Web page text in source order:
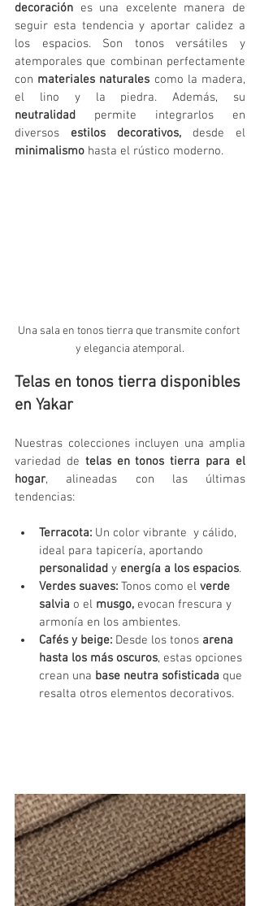
decoración es una excelente manera de
seguir esta tendencia y aportar calidez a
los espacios. Son tonos versátiles y
atemporales que combinan perfectamente
con materiales naturales como la madera,
neutralidad permite integrarlos en
diversos estilos decorativos,
minimalismo hasta el rústico moderno.
Una sala en tonos tierra que transmite confort
y elegancia atemporal.
Telas en tonos tierra disponibles
en Yakar
Nuestras colecciones incluyen una amplia
variedad de telas en tonos tierra para el
hogar, alineadas con las últimas
tendencias:
Terracota: Un color vibrante  y cálido,
ideal para tapicería, aportando
personalidad y energía a los espacios.
Verdes suaves: Tonos como el verde
salvia o el musgo, evocan frescura y
armonía en los ambientes.
Cafés y beige: Desde los tonos arena
hasta los más oscuros, estas opciones
crean una base neutra sofisticada que
resalta otros elementos decorativos.